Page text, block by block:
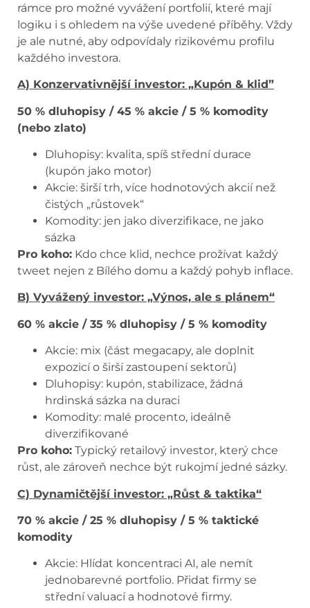
rámce pro možné vyvážení portfolií, které mají
logiku i s ohledem na výše uvedené příběhy. Vždy
je ale nutné, aby odpovídaly rizikovému profilu
každého investora.
A) Konzervativnější investor: „Kupón & klid”
50 % dluhopisy / 45 % akcie / 5 % komodity
(nebo zlato)
Dluhopisy: kvalita, spíš střední durace
(kupón jako motor)
Akcie: širší trh, více hodnotových akcií než
čistých „růstovek“
Komodity: jen jako diverzifikace, ne jako
sázka
Pro koho: Kdo chce klid, nechce prožívat každý
tweet nejen z Bílého domu a každý pohyb inflace.
B) Vyvážený investor: „Výnos, ale s plánem“
60 % akcie / 35 % dluhopisy / 5 % komodity
Akcie: mix (část megacapy, ale doplnit
expozicí o širší zastoupení sektorů)
Dluhopisy: kupón, stabilizace, žádná
hrdinská sázka na duraci
Komodity: malé procento, ideálně
diverzifikované
Pro koho: Typický retailový investor, který chce
růst, ale zároveň nechce být rukojmí jedné sázky.
C) Dynamičtější investor: „Růst & taktika“
70 % akcie / 25 % dluhopisy / 5 % taktické
komodity
Akcie: Hlídat koncentraci AI, ale nemít
jednobarevné portfolio. Přidat firmy se
střední valuací a hodnotové firmy.